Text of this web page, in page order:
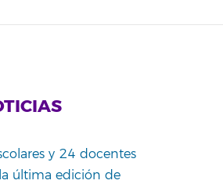
y 24 docentes
última edición de